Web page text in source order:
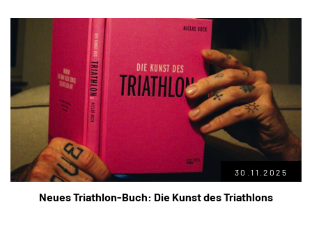
30.11.2025
Neues Triathlon-Buch: Die Kunst des Triathlons